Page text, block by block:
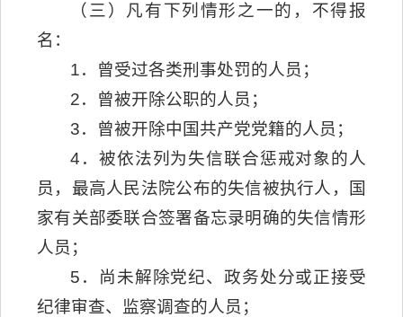
（三）凡有下列情形之一的，不得报
名：
1．曾受过各类刑事处罚的人员；
2．曾被开除公职的人员；
3．曾被开除中国共产党党籍的人员；
4．被依法列为失信联合惩戒对象的人
员，最高人民法院公布的失信被执行人，国
家有关部委联合签署备忘录明确的失信情形
人员；
5．尚未解除党纪、政务处分或正接受
纪律审查、监察调查的人员；